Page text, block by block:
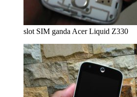
slot SIM ganda Acer Liquid Z330